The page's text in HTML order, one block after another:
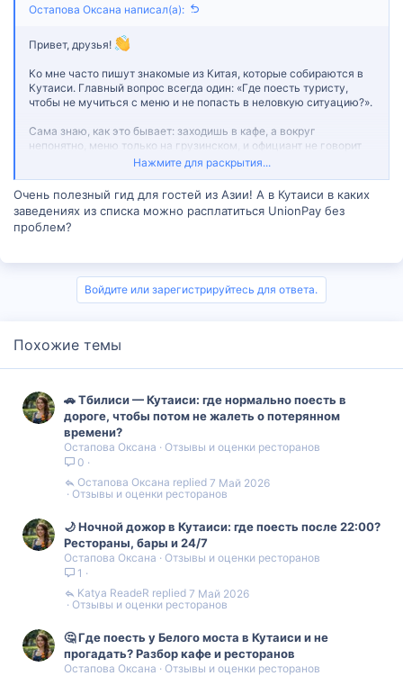
Остапова Оксана написал(а):
Привет, друзья!
Ко мне часто пишут знакомые из Китая, которые собираются в
Кутаиси. Главный вопрос всегда один: «Где поесть туристу,
чтобы не мучиться с меню и не попасть в неловкую ситуацию?».
Сама знаю, как это бывает: заходишь в кафе, а вокруг
непонятно, меню только на грузинском, и официант не говорит
ни на английском, ни тем более на китайском. В общем, я нашла
В каталоге Madloba есть очень практичный гид «Где поесть
в Кутаиси китайскому туристу». Там без лишней воды
объясняют, на что смотреть: где есть меню на английском или с
лучше начинать знакомство с грузинской кухней. И отдельное
спасибо — там учат, как выбирать заведение не по «красивой
вывеске», а по формату: быстрый обед, ужин с семьей или
мягкий вход в местную кухню.
Ребята, а у вас есть опыт? Как вы решаете проблему с
Полагаетесь на переводчик в телефоне?
Ищете места с меню на английском?
Или сразу идете в заведения с азиатской кухней, где
проще?
Делитесь своими советами и лайфхаками в комментариях!
Нажмите для раскрытия...
Очень полезный гид для гостей из Азии! А в Кутаиси в каких
заведениях из списка можно расплатиться UnionPay без
проблем?
Войдите или зарегистрируйтесь для ответа.
Похожие темы
🚗 Тбилиси — Кутаиси: где нормально поесть в
дороге, чтобы потом не жалеть о потерянном
времени?
Остапова Оксана
Отзывы и оценки ресторанов
0
Отзывы и оценки ресторанов
7 Май 2026
Остапова Оксана
🌙 Ночной дожор в Кутаиси: где поесть после 22:00?
Рестораны, бары и 24/7
Остапова Оксана
Отзывы и оценки ресторанов
1
Отзывы и оценки ресторанов
7 Май 2026
Katya ReadeR
🤔 Где поесть у Белого моста в Кутаиси и не
прогадать? Разбор кафе и ресторанов
Остапова Оксана
Отзывы и оценки ресторанов